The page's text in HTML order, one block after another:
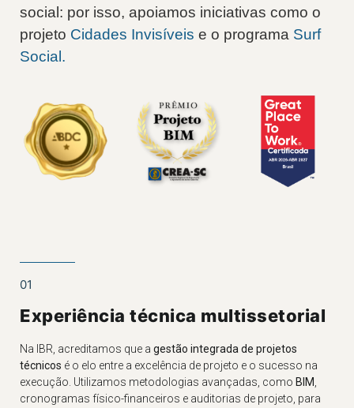
social: por isso, apoiamos iniciativas como o
projeto Cidades Invisíveis e o programa Surf
Social .
01
Experiência técnica multissetorial
Na IBR, acreditamos que a gestão integrada de projetos
técnicos é o elo entre a excelência de projeto e o sucesso na
execução. Utilizamos metodologias avançadas, como BIM
cronogramas físico-financeiros e auditorias de projeto, para